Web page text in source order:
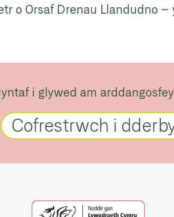
o Orsaf Drenau Llandudno
i glywed am
Cofrestrwch i